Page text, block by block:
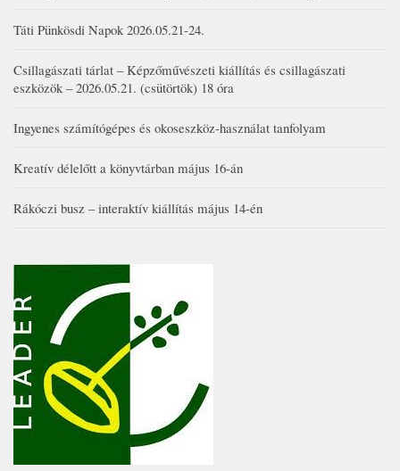
Táti Pünkösdi Napok 2026.05.21-24.
Csillagászati tárlat – Képzőművészeti kiállítás és csillagászati
eszközök – 2026.05.21. (csütörtök) 18 óra
Ingyenes számítógépes és okoseszköz-használat tanfolyam
Kreatív délelőtt a könyvtárban május 16-án
Rákóczi busz – interaktív kiállítás május 14-én